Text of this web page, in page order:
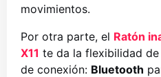
movimientos.
Por otra parte, el Ratón
X11 te da la flexibilidad
de conexión: Bluetooth